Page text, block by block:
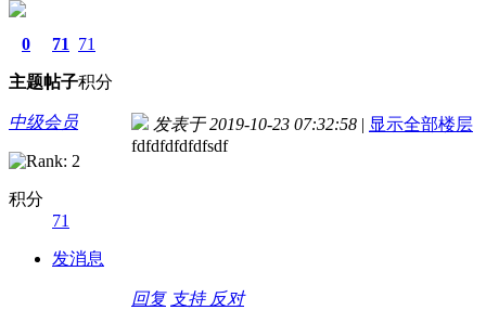
0
主题
71
帖子
71
积分
中级会员
积分
71
发消息
发表于 2019-10-23 07:32:58 | 显示全部楼层
fdfdfdfdfdfsdf
回复 支持 反对